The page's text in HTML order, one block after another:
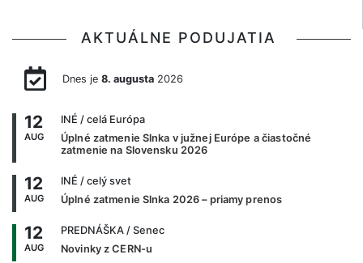
AKTUÁLNE PODUJATIA
Dnes je 8. augusta2026
12
AUG
INÉ / celá Európa
Úplné zatmenie Slnka v južnej Európe a čiastočné
zatmenie na Slovensku 2026
12
AUG
INÉ / celý svet
Úplné zatmenie Slnka 2026 – priamy prenos
12
AUG
PREDNÁŠKA / Senec
Novinky z CERN-u